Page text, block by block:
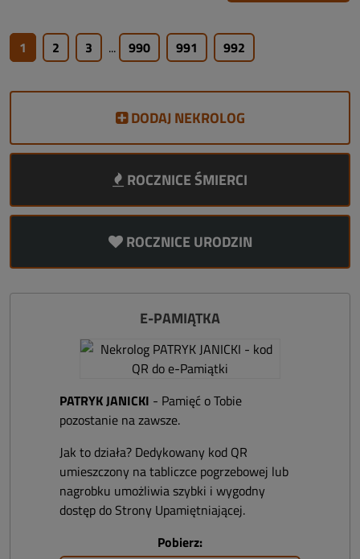
1 2 3 ... 990 991 992
DODAJ NEKROLOG
ROCZNICE ŚMIERCI
ROCZNICE URODZIN
E-PAMIĄTKA
PATRYK JANICKI - Pamięć o Tobie
pozostanie na zawsze.
Jak to działa? Dedykowany kod QR
umieszczony na tabliczce pogrzebowej lub
nagrobku umożliwia szybki i wygodny
dostęp do Strony Upamiętniającej.
Pobierz: